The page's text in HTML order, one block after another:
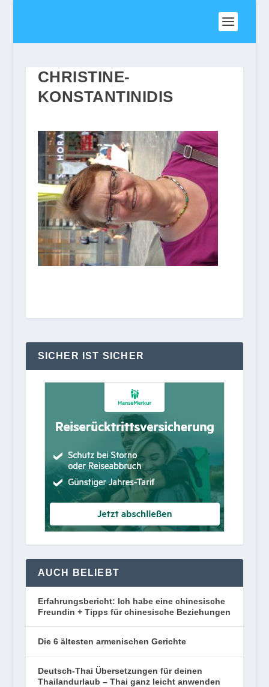
CHRISTINE-
KONSTANTINIDIS
SICHER IST SICHER
AUCH BELIEBT
Erfahrungsbericht: Ich habe eine chinesische
Freundin + Tipps für chinesische Beziehungen
Die 6 ältesten armenischen Gerichte
Deutsch-Thai Übersetzungen für deinen
Thailandurlaub – Thai ganz leicht anwenden